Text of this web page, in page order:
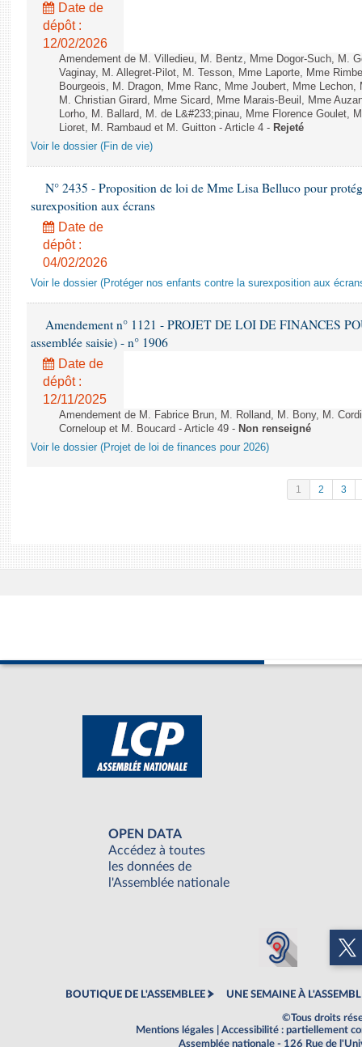
Date de
dépôt :
12/02/2026
Amendement de M. Villedieu, M. Bentz, Mme Dogor-Such, M.
Vaginay, M. Allegret-Pilot, M. Tesson, Mme Laporte, Mme
Bourgeois, M. Dragon, Mme Ranc, Mme Joubert, Mme
M. Christian Girard, Mme Sicard, Mme Marais-Beuil, Mme
Lorho, M. Ballard, M. de L&#233;pinau, Mme Florence Goulet,
Lioret, M. Rambaud et M. Guitton - Article 4 - Rejeté
Voir le dossier (Fin de vie)
N° 2435 - Proposition de loi de Mme Lisa Belluco pour
surexposition aux écrans
Date de
dépôt :
04/02/2026
Voir le dossier (Protéger nos enfants contre la surexposition aux
Amendement n° 1121 - PROJET DE LOI DE FINANCES
assemblée saisie) - n° 1906
Date de
dépôt :
12/11/2025
Amendement de M. Fabrice Brun, M. Rolland, M. Bony, M.
Corneloup et M. Boucard - Article 49 - Non renseigné
Voir le dossier (Projet de loi de finances pour 2026)
1 2 3
OPEN DATA
Accédez à toutes
les données de
l'Assemblée nationale
BOUTIQUE DE L'ASSEMBLEE UNE SEMAINE À
©Tous droits
Mentions légales
Accessibilité : partiellement
Assemblée nationale - 126 Rue de